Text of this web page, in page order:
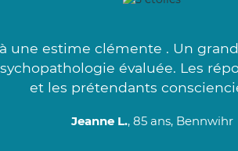
une estime clémente . Un
évaluée. Les
et les prétendants
Jeanne L., 85 ans, Bennwihr